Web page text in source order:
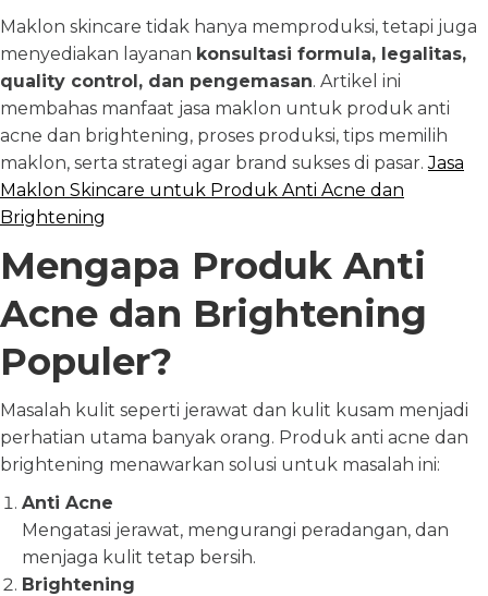
Maklon skincare tidak hanya memproduksi, tetapi juga
menyediakan layanan konsultasi formula, legalitas,
quality control, dan pengemasan. Artikel ini
membahas manfaat jasa maklon untuk produk anti
acne dan brightening, proses produksi, tips memilih
maklon, serta strategi agar brand sukses di pasar.Jasa
Maklon Skincare untuk Produk Anti Acne dan
Brightening
Mengapa Produk Anti
Acne dan Brightening
Populer?
Masalah kulit seperti jerawat dan kulit kusam menjadi
perhatian utama banyak orang. Produk anti acne dan
brightening menawarkan solusi untuk masalah ini:
Anti Acne
Mengatasi jerawat, mengurangi peradangan, dan
menjaga kulit tetap bersih.
Brightening